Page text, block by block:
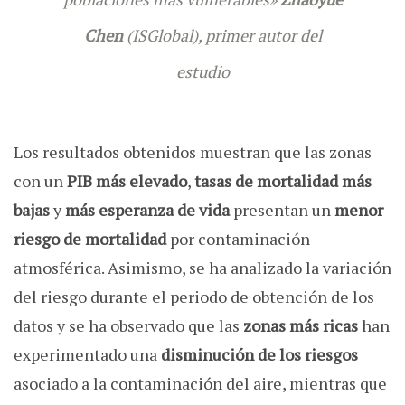
Chen(ISGlobal), primer autor del
estudio
Los resultados obtenidos muestran que las zonas
con unPIB más elevado,tasas de mortalidad más
bajasymás esperanza de vidapresentan unmenor
riesgo de mortalidadpor contaminación
atmosférica. Asimismo, se ha analizado la variación
del riesgo durante el periodo de obtención de los
datos y se ha observado que las zonas más ricashan
experimentado una disminución de los riesgos
asociado a la contaminación del aire, mientras que